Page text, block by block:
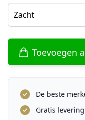
Zacht
Toevoegen
De beste
Gratis